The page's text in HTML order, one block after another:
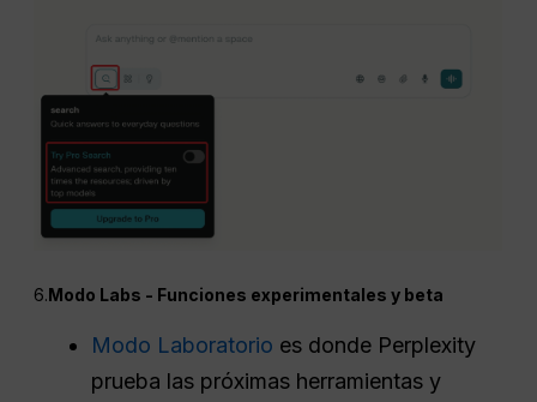
6.Modo Labs - Funciones experimentales y beta
Modo Laboratorio es donde Perplexity
prueba las próximas herramientas y